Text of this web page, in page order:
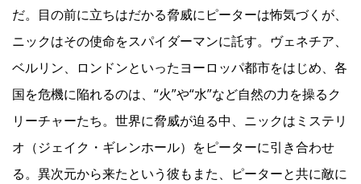
だ。目の前に立ちはだかる脅威にピーターは怖気づくが、
ニックはその使命をスパイダーマンに託す。ヴェネチア、
ベルリン、ロンドンといったヨーロッパ都市をはじめ、各
国を危機に陥れるのは、“火”や“水”など自然の力を操るク
リーチャーたち。世界に脅威が迫る中、ニックはミステリ
オ（ジェイク・ギレンホール）をピーターに引き合わせ
る。異次元から来たという彼もまた、ピーターと共に敵に